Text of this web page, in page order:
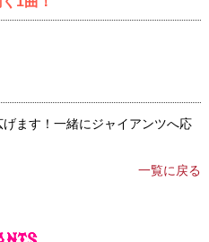
ます！一緒にジャイアンツへ応
一覧に戻る